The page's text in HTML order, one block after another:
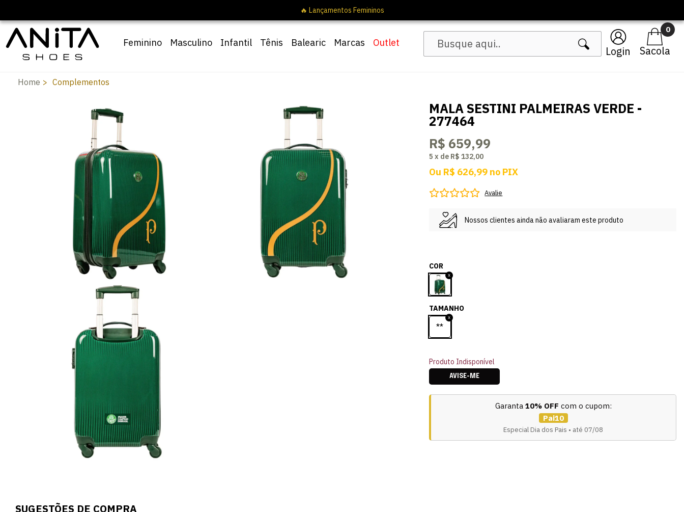
Login
0
Feminino Masculino Infantil Tênis Balearic Marcas Outlet
Home Complementos
MALA SESTINI PALMEIRAS VERDE -
277464
R$ 659,99
5 x de R$ 132,00
Ou R$ 626,99 no PIX
Avalie
Nossos clientes ainda não avaliaram este produto
COR
TAMANHO
**
Produto Indisponível
AVISE-ME
Garanta 10% OFF com o cupom:
Pai10
Especial Dia dos Pais • até 07/08
SUGESTÕES DE COMPRA